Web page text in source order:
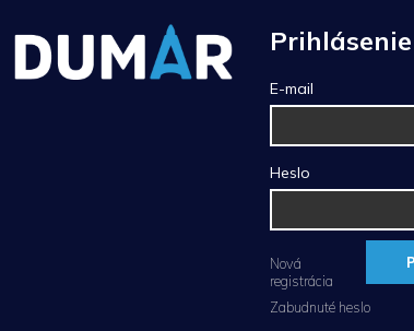
Prihlásenie
E-mail
Heslo
Nová
registrácia
Zabudnuté heslo